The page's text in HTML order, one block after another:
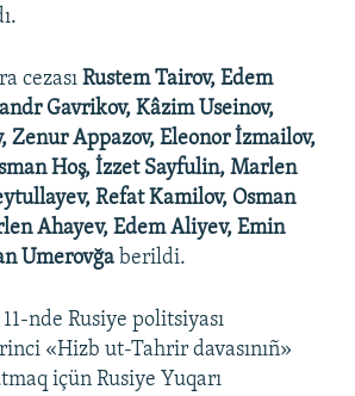
cezası Rustem Tairov, Edem
Gavrikov, Kâzim Useinov,
Zenur Appazov, Eleonor İzmailov,
Hoş, İzzet Sayfulin, Marlen
Refat Kamilov, Osman
Ahayev, Edem Aliyev, Emin
Umerovğa berildi.
nde Rusiye politsiyası
«Hizb ut-Tahrir davasınıñ»
içün Rusiye Yuqarı